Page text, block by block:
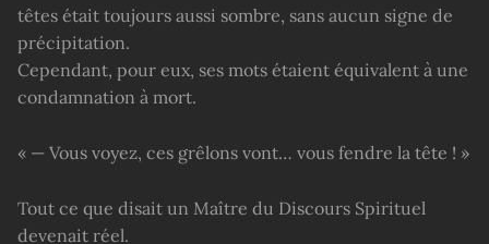
têtes était toujours aussi sombre, sans aucun signe de
précipitation.
Cependant, pour eux, ses mots étaient équivalent à une
condamnation à mort.
« — Vous voyez, ces grêlons vont… vous fendre la tête ! »
Tout ce que disait un Maître du Discours Spirituel
devenait réel.